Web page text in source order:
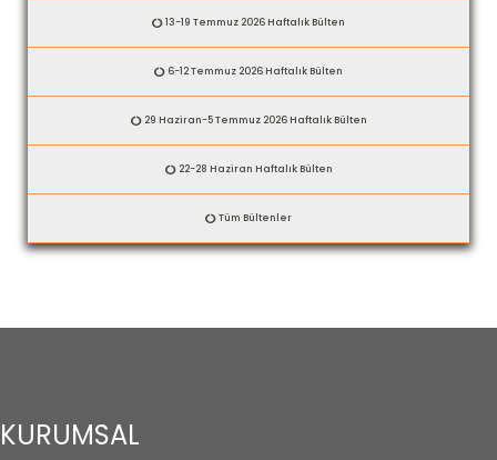
13-19 Temmuz 2026 Haftalık Bülten
6-12 Temmuz 2026 Haftalık Bülten
29 Haziran-5 Temmuz 2026 Haftalık Bülten
22-28 Haziran Haftalık Bülten
Tüm Bültenler
KURUMSAL